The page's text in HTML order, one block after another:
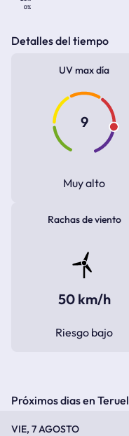
0%
Detalles del tiempo
UV max día
9
Muy alto
Rachas de viento
50 km/h
Riesgo bajo
Próximos dias en Teruel
VIE, 7 AGOSTO